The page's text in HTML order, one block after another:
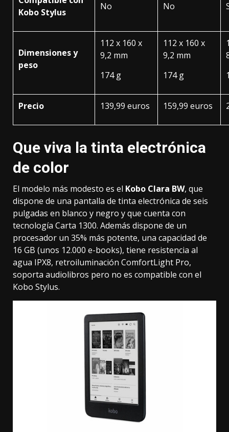
Kobo Stylus
No No
Dimensiones y
peso
112 x 160 x
9,2 mm
174 g
112 x 160 x
9,2 mm
174 g
Precio 139,99 euros 159,99 euros
Que viva la tinta electrónica
de color
El modelo más modesto es el Kobo Clara BW, que
dispone de una pantalla de tinta electrónica de seis
pulgadas en blanco y negro y que cuenta con
tecnología Carta 1300. Además dispone de un
procesador un 35% más potente, una capacidad de
16 GB (unos 12.000 e-books), tiene resistencia al
agua IPX8, retroiluminación ComfortLight Pro,
soporta audiolibros pero no es compatible con el
Kobo Stylus.